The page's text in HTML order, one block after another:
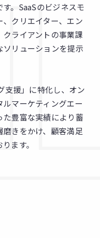
。SaaSのビジネスモ
クリエイター、エン
ライアントの事業課
リューションを提示
支援」に特化し、オン
マーケティングエー
豊富な実績により蓄
きをかけ、顧客満足
ます。